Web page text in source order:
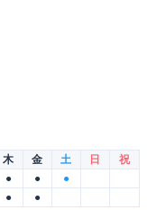
木 金 土 日
祝
● ●
●
● ●